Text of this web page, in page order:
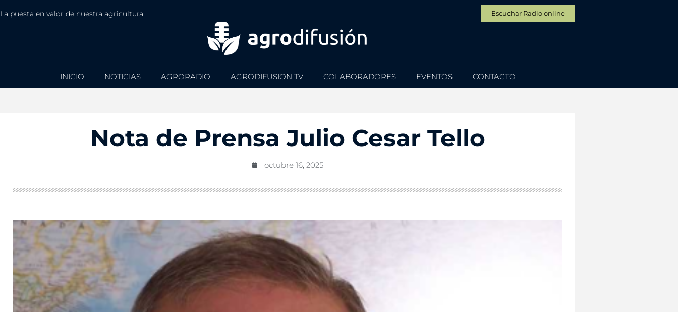
La puesta en valor de nuestra agricultura Escuchar Radio online
INICIO NOTICIAS AGRORADIO AGRODIFUSION TV COLABORADORES EVENTOS CONTACTO
Nota de Prensa Julio Cesar Tello
octubre 16, 2025